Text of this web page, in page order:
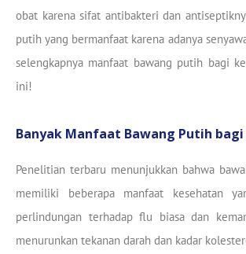
obat karena sifat antibakteri dan
putih yang bermanfaat karena adanya
selengkapnya manfaat bawang putih bagi
ini!
Banyak Manfaat Bawang Putih
Penelitian terbaru menunjukkan bahwa
memiliki beberapa manfaat kesehatan
perlindungan terhadap flu biasa dan
menurunkan tekanan darah dan kadar